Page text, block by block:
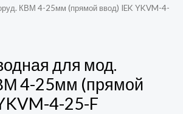
КВМ 4-25мм (прямой ввод) IEK YKVM-4-
для мод.
4-25мм (прямой
4-25-F